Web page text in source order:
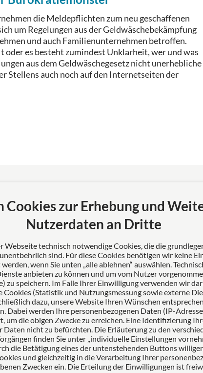
die Meldepflichten zum neu geschaffenen
um Regelungen aus der Geldwäschebekämpfung
und auch Familienunternehmen betroffen.
es besteht zumindest Unklarheit, wer und was
aus dem Geldwäschegesetz nicht unerhebliche
Stellens auch noch auf den Internetseiten der
Fortschritt
Als Ihr
stehen wir für
und
unserer
Cookies zur Erhebung und
Nutzerdaten an Dritte
Webseite technisch notwendige Cookies, die die
sind. Für diese Cookies benötigen wir keine
wenn Sie unten „alle ablehnen“ auswählen.
anbieten zu können und um vom Nutzer
zu speichern. Im Falle Ihrer Einwilligung verwenden wir
Cookies (Statistik und Nutzungsmessung sowie externe
dazu, unsere Website Ihren Wünschen
Dabei werden Ihre personenbezogenen Daten (IP-
um die obigen Zwecke zu erreichen. Eine Identifizierung
Daten nicht zu befürchten. Die Erläuterung zu den
finden Sie unter „individuelle Einstellungen
die Betätigung eines der untenstehenden Buttons
und gleichzeitig in die Verarbeitung Ihrer
Zwecken ein. Die Erteilung der Einwilligungen ist